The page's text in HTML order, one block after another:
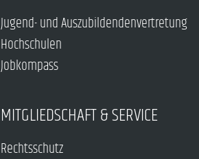
Jugend- und Auszubildendenvertretung
Hochschulen
Jobkompass
MITGLIEDSCHAFT & SERVICE
Rechtsschutz